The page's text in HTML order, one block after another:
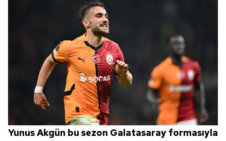
Yunus Akgün bu sezon Galatasaray formasıyla